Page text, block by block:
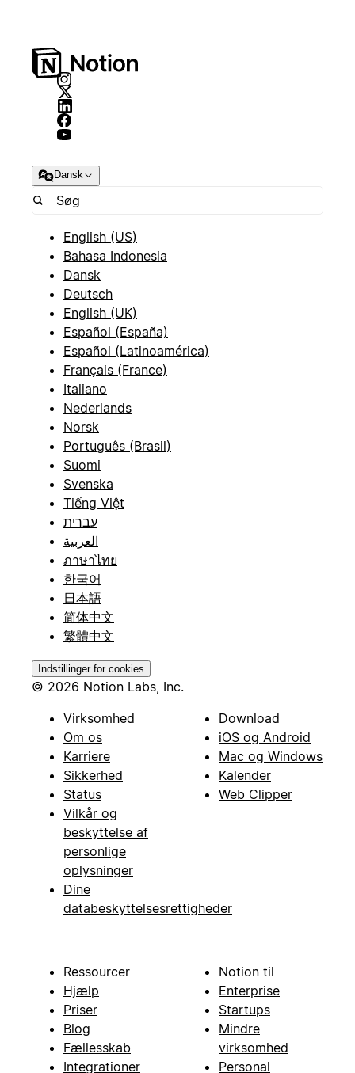
Dansk
English (US)
Bahasa Indonesia
Dansk
Deutsch
English (UK)
Español (España)
Español (Latinoamérica)
Français (France)
Italiano
Nederlands
Norsk
Português (Brasil)
Suomi
Svenska
Tiếng Việt
עברית
العربية
ภาษาไทย
한국어
日本語
简体中文
繁體中文
Indstillinger for cookies
© 2026 Notion Labs, Inc.
Virksomhed
Om os
Karriere
Sikkerhed
Status
Vilkår og
beskyttelse af
personlige
oplysninger
Dine
databeskyttelsesrettigheder
Download
iOS og Android
Mac og Windows
Kalender
Web Clipper
Ressourcer
Hjælp
Priser
Blog
Fællesskab
Integrationer
Notion til
Enterprise
Startups
Mindre
virksomhed
Personal